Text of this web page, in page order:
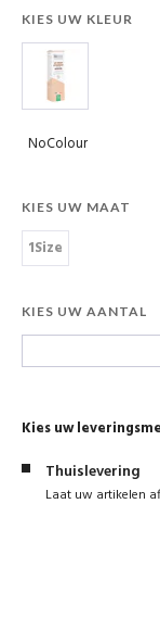
KIES UW KLEUR
NoColour
KIES UW MAAT
1Size
KIES UW AANTAL
Kies uw
Thuislevering
Laat uw artikelen